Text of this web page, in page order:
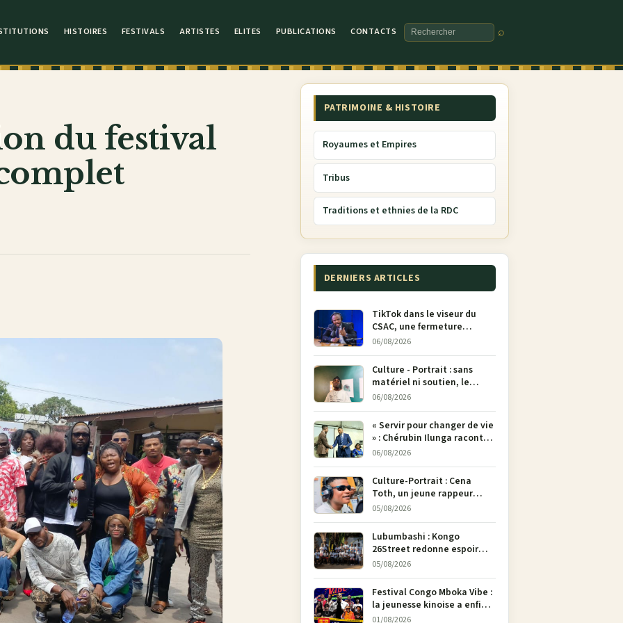
HISTOIRES FESTIVALS ARTISTES ELITES PUBLICATIONS CONTACTS
Rechercher
⌕
du festival
PATRIMOINE & HISTOIRE
Royaumes et Empires
Tribus
Traditions et ethnies de la RDC
DERNIERS ARTICLES
TikTok dans le viseur du
CSAC, une fermeture
envisagée pour contrer la
propagande du M23
06/08/2026
Culture - Portrait : sans
matériel ni soutien, le
dessinateur Justin
Mulengera refuse de poser
son crayon
06/08/2026
« Servir pour changer de vie
» : Chérubin Ilunga raconte
le parcours du député
Tshimbu en 137 pages
06/08/2026
Culture-Portrait : Cena
Toth, un jeune rappeur
déterminé à faire entendre
05/08/2026
Lubumbashi : Kongo
26Street redonne espoir
aux enfants de la rue par
05/08/2026
Festival Congo Mboka Vibe :
la jeunesse kinoise a enfin
sa plateforme de culture
01/08/2026